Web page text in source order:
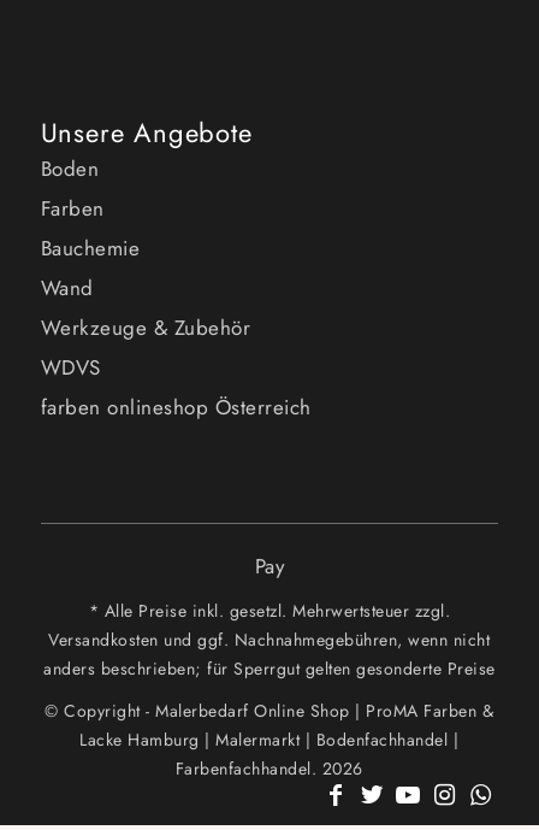
Unsere Angebote
Boden
Farben
Bauchemie
Wand
Werkzeuge & Zubehör
WDVS
farben onlineshop Österreich
Pay
* Alle Preise inkl. gesetzl. Mehrwertsteuer zzgl.
Versandkosten und ggf. Nachnahmegebühren, wenn nicht
anders beschrieben; für Sperrgut gelten gesonderte Preise
© Copyright - Malerbedarf Online Shop | ProMA Farben &
Lacke Hamburg | Malermarkt | Bodenfachhandel |
Farbenfachhandel. 2026